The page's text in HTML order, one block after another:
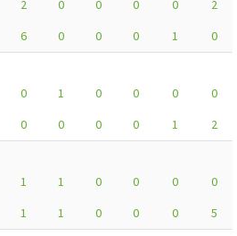
2 0 0 0 0
2
6 0 0 0 1
0
0 1 0 0 0
0
0 0 0 0 1
2
1 1 0 0 0
0
1 1 0 0 0
5